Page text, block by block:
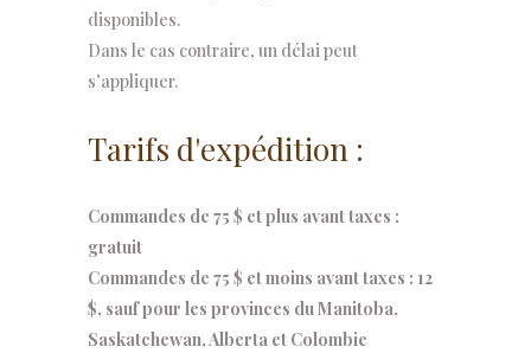
disponibles.
Dans le cas contraire, un délai peut
s’appliquer.
Tarifs d'expédition :
Commandes de 75 $ et plus avant taxes :
gratuit
Commandes de 75 $ et moins avant taxes : 12
$, sauf pour les provinces du Manitoba,
Saskatchewan, Alberta et Colombie